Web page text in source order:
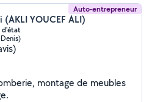
Auto-entrepreneur
YOUCEF ALI)
d'état
montage de meubles